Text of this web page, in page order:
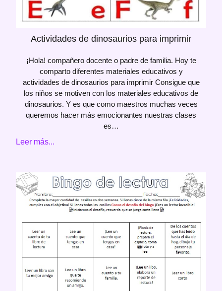
Actividades de dinosaurios para imprimir
¡Hola! compañero docente o padre de familia. Hoy te
comparto diferentes materiales educativos y
actividades de dinosaurios para imprimir Consigue que
los niños se motiven con los materiales educativos de
dinosaurios. Y es que como maestros muchas veces
queremos hacer más emocionantes nuestras clases
es…
Leer más...